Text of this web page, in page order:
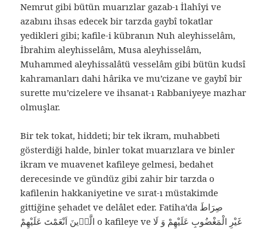
Nemrut gibi bütün muarızlar gazab-ı İlahîyi ve
azabını ihsas edecek bir tarzda gaybî tokatlar
yedikleri gibi; kafile-i kübranın Nuh aleyhisselâm,
İbrahim aleyhisselâm, Musa aleyhisselâm,
Muhammed aleyhissalâtü vesselâm gibi bütün kudsî
kahramanları dahi hârika ve mu’cizane ve gaybî bir
surette mu’cizelere ve ihsanat-ı Rabbaniyeye mazhar
olmuşlar.
Bir tek tokat, hiddeti; bir tek ikram, muhabbeti
gösterdiği halde, binler tokat muarızlara ve binler
ikram ve muavenet kafileye gelmesi, bedahet
derecesinde ve gündüz gibi zahir bir tarzda o
kafilenin hakkaniyetine ve sırat-ı müstakimde
gittiğine şehadet ve delâlet eder. Fatiha’da صِرَاطَ
الَّذٖينَ اَنْعَمْتَ عَلَيْهِمْ o kafileye ve غَيْرِ الْمَغْضُوبِ عَلَيْهِمْ وَ لَا